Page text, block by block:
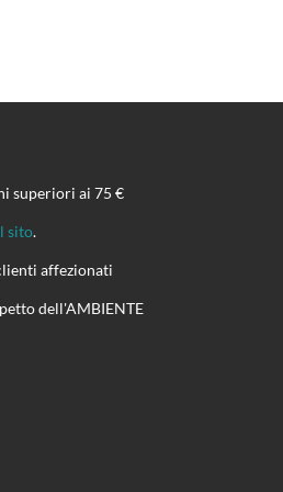
superiori ai 75 €
sito.
affezionati
dell'AMBIENTE